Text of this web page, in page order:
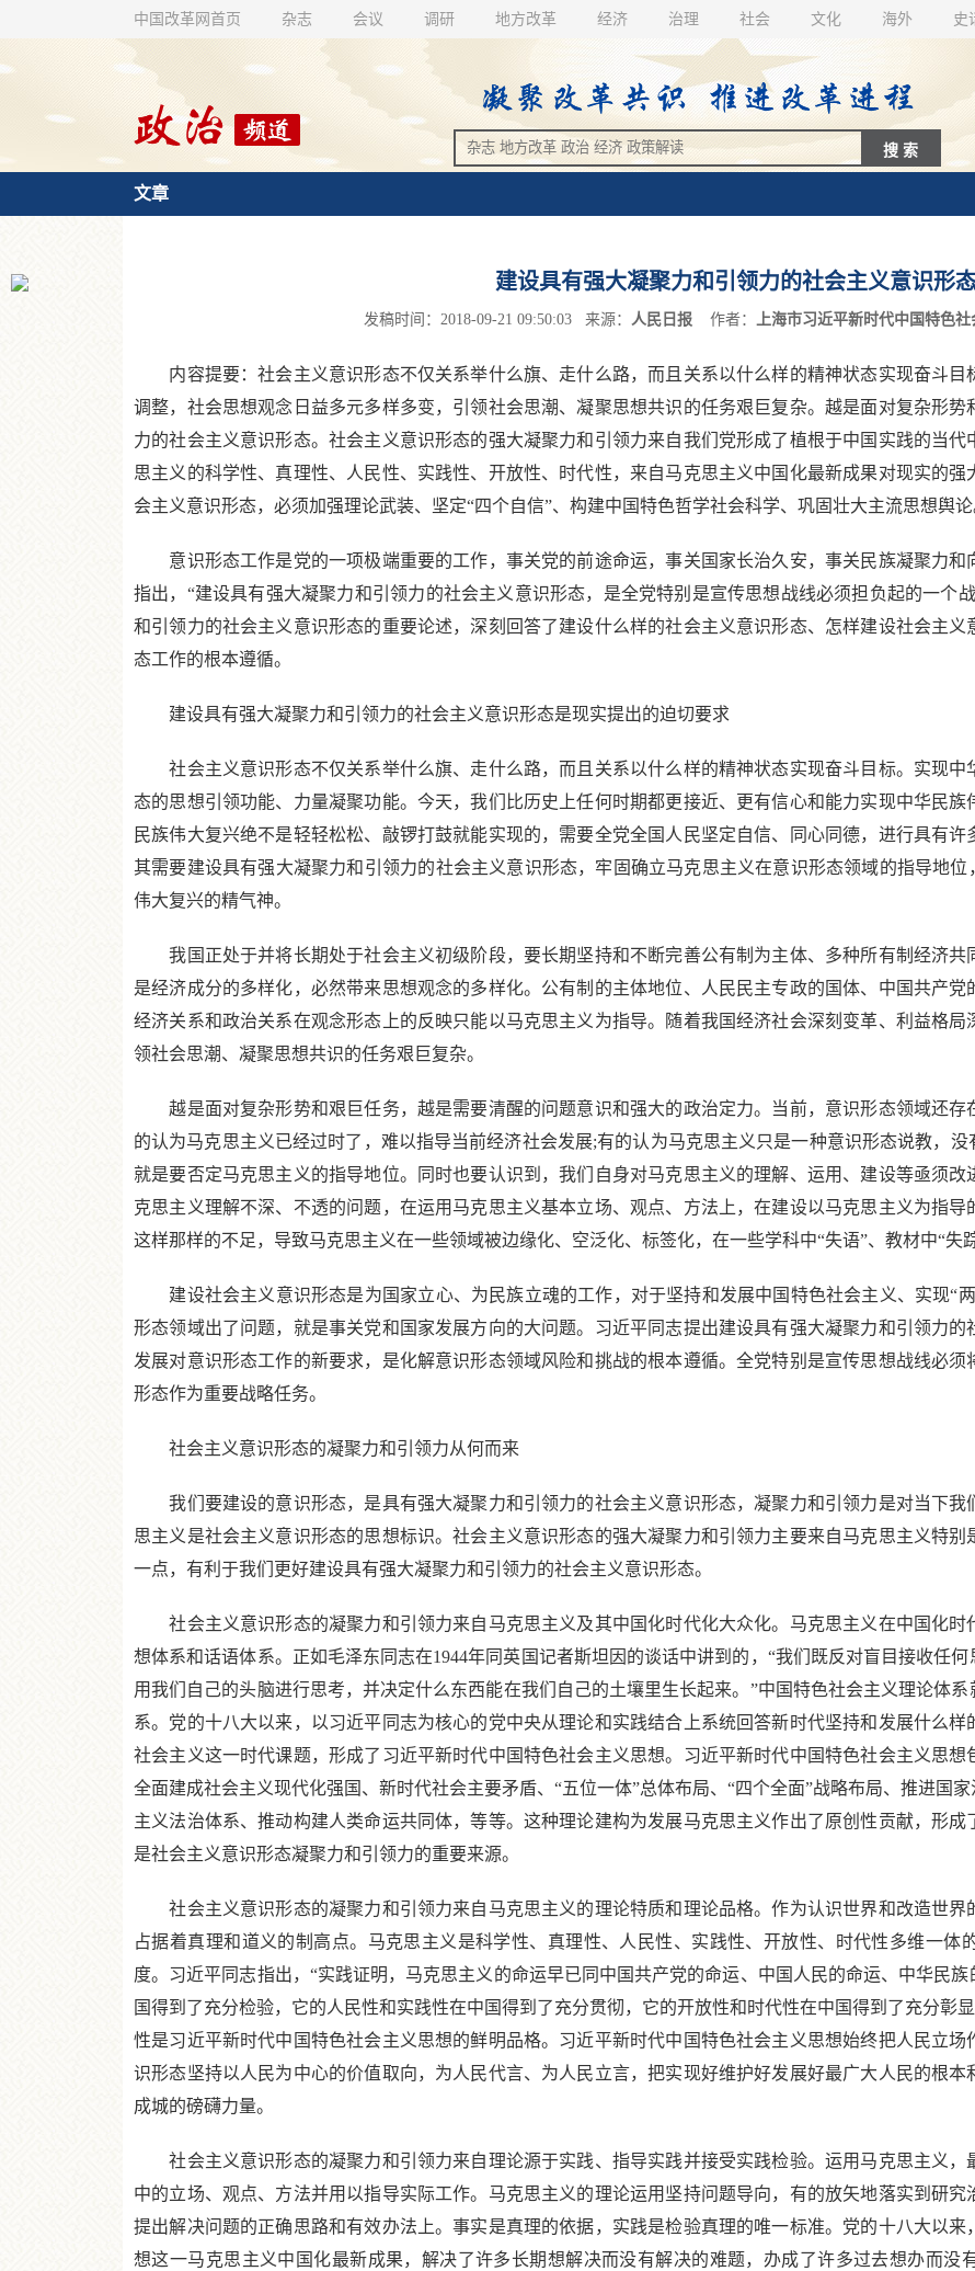
中国改革网首页 杂志 会议 调研 地方改革 经济 治理 社会 文化 海外 史
文章
建设具有强大凝聚力和引领力的社会主义意识形
发稿时间：2018-09-21 09:50:03 来源： 人民日报 作者： 上海市习近平新时代中国特色
内容提要：社会主义意识形态不仅关系举什么旗、走什么路，而且关系以什么样的精神状态实现奋斗目
调整，社会思想观念日益多元多样多变，引领社会思潮、凝聚思想共识的任务艰巨复杂。越是面对复杂形
力的社会主义意识形态。社会主义意识形态的强大凝聚力和引领力来自我们党形成了植根于中国实践的当
思主义的科学性、真理性、人民性、实践性、开放性、时代性，来自马克思主义中国化最新成果对现实的
会主义意识形态，必须加强理论武装、坚定“四个自信”、构建中国特色哲学社会科学、巩固壮大主流思想舆论
意识形态工作是党的一项极端重要的工作，事关党的前途命运，事关国家长治久安，事关民族凝聚力和
指出，“建设具有强大凝聚力和引领力的社会主义意识形态，是全党特别是宣传思想战线必须担负起的一个
和引领力的社会主义意识形态的重要论述，深刻回答了建设什么样的社会主义意识形态、怎样建设社会主
态工作的根本遵循。
建设具有强大凝聚力和引领力的社会主义意识形态是现实提出的迫切要求
社会主义意识形态不仅关系举什么旗、走什么路，而且关系以什么样的精神状态实现奋斗目标。实现中
态的思想引领功能、力量凝聚功能。今天，我们比历史上任何时期都更接近、更有信心和能力实现中华民
民族伟大复兴绝不是轻轻松松、敲锣打鼓就能实现的，需要全党全国人民坚定自信、同心同德，进行具有
其需要建设具有强大凝聚力和引领力的社会主义意识形态，牢固确立马克思主义在意识形态领域的指导地
伟大复兴的精气神。
我国正处于并将长期处于社会主义初级阶段，要长期坚持和不断完善公有制为主体、多种所有制经济共
是经济成分的多样化，必然带来思想观念的多样化。公有制的主体地位、人民民主专政的国体、中国共产
经济关系和政治关系在观念形态上的反映只能以马克思主义为指导。随着我国经济社会深刻变革、利益格局
领社会思潮、凝聚思想共识的任务艰巨复杂。
越是面对复杂形势和艰巨任务，越是需要清醒的问题意识和强大的政治定力。当前，意识形态领域还存
的认为马克思主义已经过时了，难以指导当前经济社会发展;有的认为马克思主义只是一种意识形态说教，
就是要否定马克思主义的指导地位。同时也要认识到，我们自身对马克思主义的理解、运用、建设等亟须
克思主义理解不深、不透的问题，在运用马克思主义基本立场、观点、方法上，在建设以马克思主义为指
这样那样的不足，导致马克思主义在一些领域被边缘化、空泛化、标签化，在一些学科中“失语”、教材中“失踪
建设社会主义意识形态是为国家立心、为民族立魂的工作，对于坚持和发展中国特色社会主义、实现“
形态领域出了问题，就是事关党和国家发展方向的大问题。习近平同志提出建设具有强大凝聚力和引领力
发展对意识形态工作的新要求，是化解意识形态领域风险和挑战的根本遵循。全党特别是宣传思想战线必
形态作为重要战略任务。
社会主义意识形态的凝聚力和引领力从何而来
我们要建设的意识形态，是具有强大凝聚力和引领力的社会主义意识形态，凝聚力和引领力是对当下我
思主义是社会主义意识形态的思想标识。社会主义意识形态的强大凝聚力和引领力主要来自马克思主义特
一点，有利于我们更好建设具有强大凝聚力和引领力的社会主义意识形态。
社会主义意识形态的凝聚力和引领力来自马克思主义及其中国化时代化大众化。马克思主义在中国化时
想体系和话语体系。正如毛泽东同志在1944年同英国记者斯坦因的谈话中讲到的，“我们既反对盲目接收任
用我们自己的头脑进行思考，并决定什么东西能在我们自己的土壤里生长起来。”中国特色社会主义理论体
系。党的十八大以来，以习近平同志为核心的党中央从理论和实践结合上系统回答新时代坚持和发展什么
社会主义这一时代课题，形成了习近平新时代中国特色社会主义思想。习近平新时代中国特色社会主义思
全面建成社会主义现代化强国、新时代社会主要矛盾、“五位一体”总体布局、“四个全面”战略布局、推进国
主义法治体系、推动构建人类命运共同体，等等。这种理论建构为发展马克思主义作出了原创性贡献，形
是社会主义意识形态凝聚力和引领力的重要来源。
社会主义意识形态的凝聚力和引领力来自马克思主义的理论特质和理论品格。作为认识世界和改造世界
占据着真理和道义的制高点。马克思主义是科学性、真理性、人民性、实践性、开放性、时代性多维一体
度。习近平同志指出，“实践证明，马克思主义的命运早已同中国共产党的命运、中国人民的命运、中华民
国得到了充分检验，它的人民性和实践性在中国得到了充分贯彻，它的开放性和时代性在中国得到了充分彰
性是习近平新时代中国特色社会主义思想的鲜明品格。习近平新时代中国特色社会主义思想始终把人民立
识形态坚持以人民为中心的价值取向，为人民代言、为人民立言，把实现好维护好发展好最广大人民的根
成城的磅礴力量。
社会主义意识形态的凝聚力和引领力来自理论源于实践、指导实践并接受实践检验。运用马克思主义，
中的立场、观点、方法并用以指导实际工作。马克思主义的理论运用坚持问题导向，有的放矢地落实到研
提出解决问题的正确思路和有效办法上。事实是真理的依据，实践是检验真理的唯一标准。党的十八大以
想这一马克思主义中国化最新成果，解决了许多长期想解决而没有解决的难题，办成了许多过去想办而没